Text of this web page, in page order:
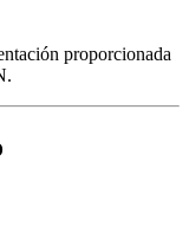
proporcionada